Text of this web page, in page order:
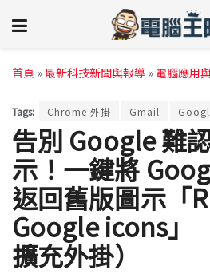
首頁 »最新科技新聞與報導 » 電腦應用
Tags: Chrome 外掛 Gmail
告別 Google 難
示！一鍵將
返回舊版圖示「
Google icons」
擴充外掛）